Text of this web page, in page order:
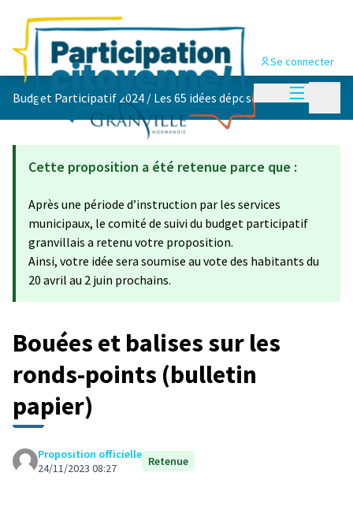
Menu
Se connecter
Budget Participatif 2024 / Les 65 idées déposées 💡
Cette proposition a été retenue parce que :
Après une période d’instruction par les services
municipaux, le comité de suivi du budget participatif
granvillais a retenu votre proposition.
Ainsi, votre idée sera soumise au vote des habitants du
20 avril au 2 juin prochains.
Bouées et balises sur les
ronds-points (bulletin
papier)
Proposition officielle
24/11/2023 08:27
Retenue